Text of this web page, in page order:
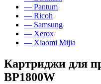
— Pantum
— Ricoh
— Samsung
— Xerox
— Xiaomi Mijia
Картриджи для
BP1800W